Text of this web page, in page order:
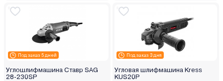
Под заказ 5 дней
Углошлифмашина Ставр SAG
28-230SP
Под заказ 3 дня
Угловая шлифмашина Kress
KUS20P